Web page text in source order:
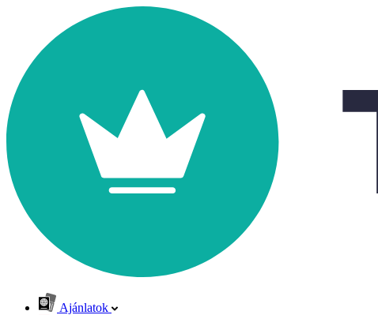
Ajánlatok